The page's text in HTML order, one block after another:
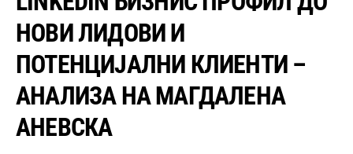
НОВИ ЛИДОВИ И
ПОТЕНЦИЈАЛНИ КЛИЕНТИ –
АНАЛИЗА НА МАГДАЛЕНА
АНЕВСКА